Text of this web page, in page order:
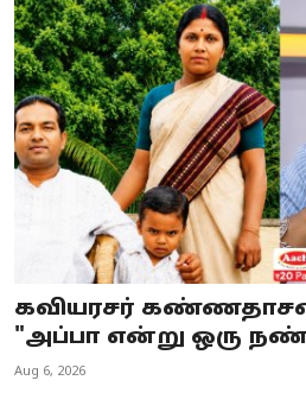
Special Story
Business
Crime
Tamilnadu
National
Astrology
Spirituality
கவியரசர்
"அப்பா என்று ஒரு
Aug 6, 2026